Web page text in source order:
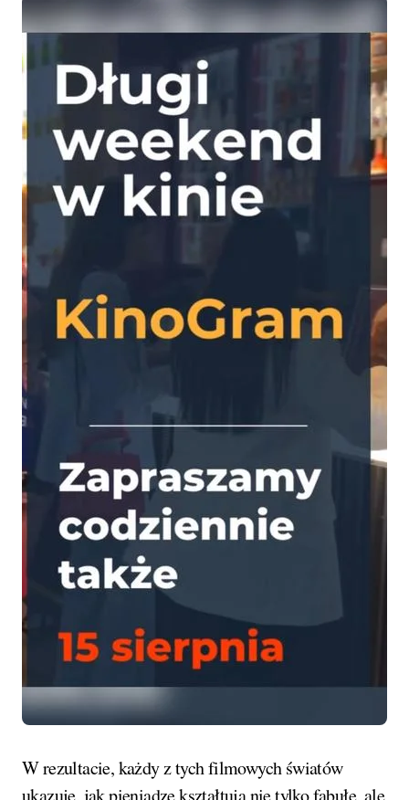
W rezultacie, każdy z tych filmowych światów
ukazuje, jak pieniądze kształtują nie tylko fabułę, ale